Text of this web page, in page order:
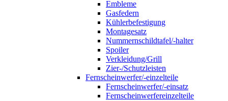
Embleme
Gasfedern
Kühlerbefestigung
Montagesatz
Nummernschildtafel/-halter
Spoiler
Verkleidung/Grill
Zier-/Schutzleisten
Fernscheinwerfer/-einzelteile
Fernscheinwerfer/-einsatz
Fernscheinwerfereinzelteile